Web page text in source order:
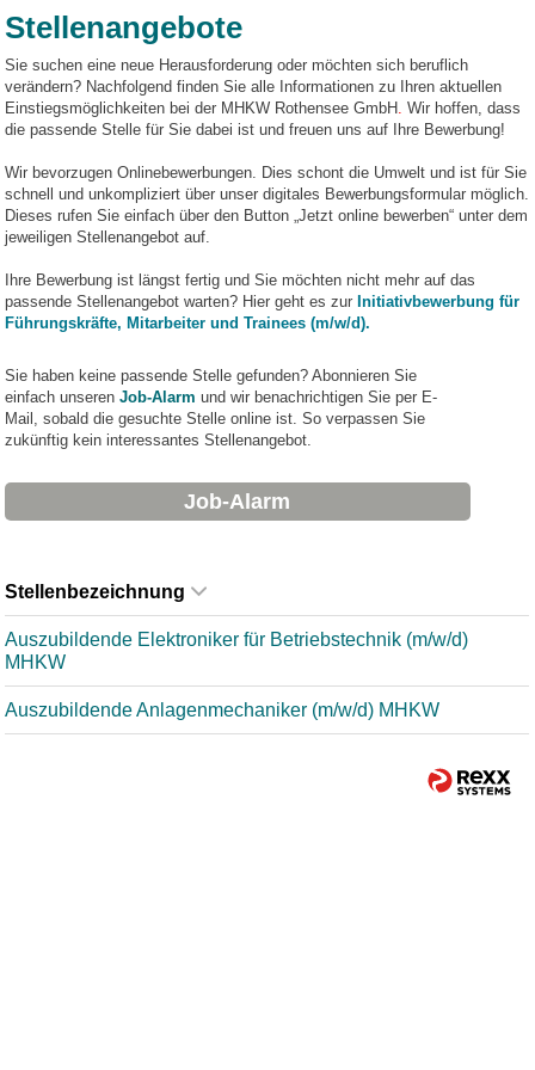
Stellenangebote
Sie suchen eine neue Herausforderung oder möchten sich beruflich
verändern? Nachfolgend finden Sie alle Informationen zu Ihren aktuellen
Einstiegsmöglichkeiten bei der MHKW Rothensee GmbH .Wir hoffen, dass
die passende Stelle für Sie dabei ist und freuen uns auf Ihre Bewerbung!
Wir bevorzugen Onlinebewerbungen. Dies schont die Umwelt und ist für Sie
schnell und unkompliziert über unser digitales Bewerbungsformular möglich.
Dieses rufen Sie einfach über den Button „Jetzt online bewerben“ unter dem
jeweiligen Stellenangebot auf.
Ihre Bewerbung ist längst fertig und Sie möchten nicht mehr auf das
passende Stellenangebot warten? Hier geht es zur Initiativbewerbung für
Führungskräfte, Mitarbeiter und Trainees (m/w/d).
Sie haben keine passende Stelle gefunden? Abonnieren Sie
einfach unserenJob-Alarm und wir benachrichtigen Sie per E-
Mail, sobald die gesuchte Stelle online ist. So verpassen Sie
zukünftig kein interessantes Stellenangebot.
Job-Alarm
Stellenbezeichnung
Auszubildende Elektroniker für Betriebstechnik (m/w/d)
MHKW
Auszubildende Anlagenmechaniker (m/w/d) MHKW